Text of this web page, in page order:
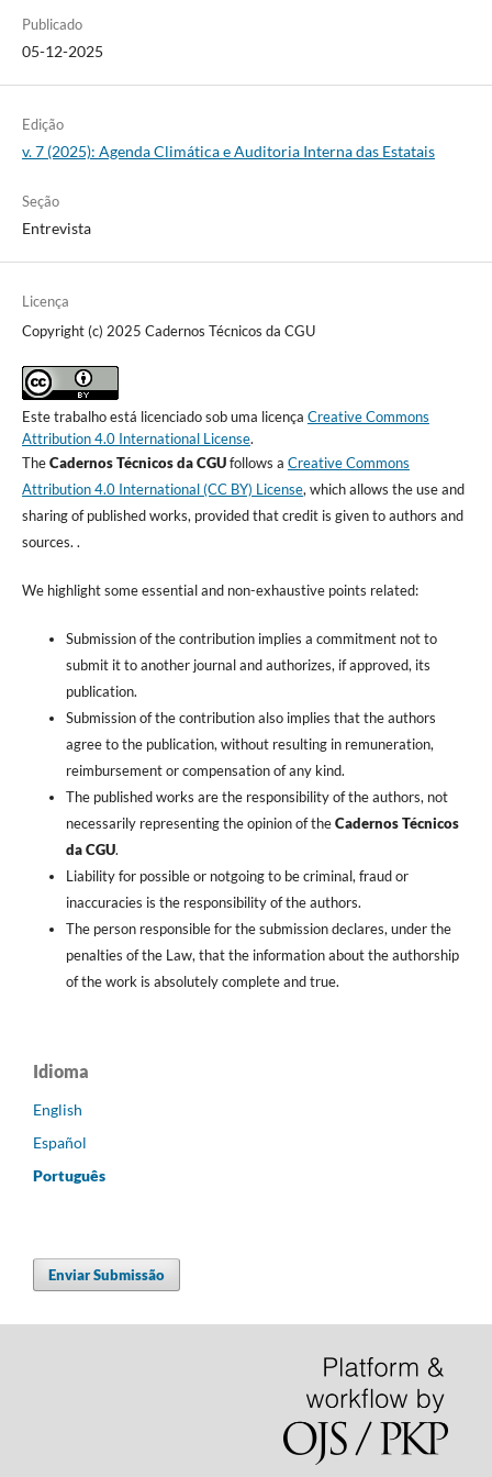
Publicado
05-12-2025
Edição
v. 7 (2025): Agenda Climática e Auditoria Interna das Estatais
Seção
Entrevista
Licença
Copyright (c) 2025 Cadernos Técnicos da CGU
Este trabalho está licenciado sob uma licença Creative Commons
Attribution 4.0 International License.
TheCadernos Técnicos da CGUfollows a Creative Commons
Attribution 4.0 International (CC BY) License, which allows the use and
sharing of published works, provided that credit is given to authors and
sources. .
We highlight some essential and non-exhaustive points related:
Submission of the contribution implies a commitment not to
submit it to another journal and authorizes, if approved, its
publication.
Submission of the contribution also implies that the authors
agree to the publication, without resulting in remuneration,
reimbursement or compensation of any kind.
The published works are the responsibility of the authors, not
necessarily representing the opinion of theCadernos Técnicos
da CGU.
Liability for possible or notgoing to be criminal, fraud or
inaccuracies is the responsibility of the authors.
The person responsible for the submission declares, under the
penalties of the Law, that the information about the authorship
of the work is absolutely complete and true.
Idioma
English
Español
Português
Enviar Submissão